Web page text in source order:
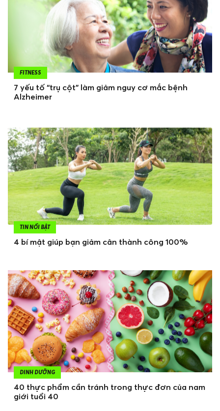
FITNESS
7 yếu tố “trụ cột” làm giảm nguy cơ mắc bệnh
Alzheimer
TIN NỔI BẬT
4 bí mật giúp bạn giảm cân thành công 100%
DINH DƯỠNG
40 thực phẩm cần tránh trong thực đơn của nam
giới tuổi 40